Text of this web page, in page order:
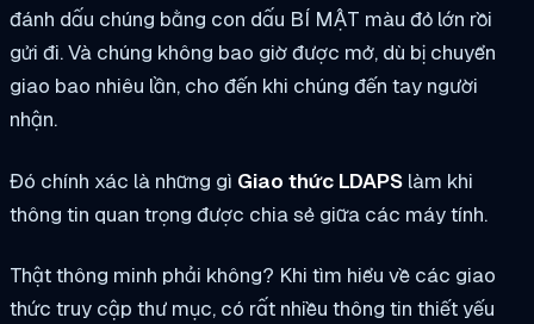
đánh dấu chúng bằng con dấu BÍ MẬT màu đỏ lớn rồi
gửi đi. Và chúng không bao giờ được mở, dù bị chuyển
giao bao nhiêu lần, cho đến khi chúng đến tay người
nhận.
Đó chính xác là những gì Giao thức LDAPS làm khi
thông tin quan trọng được chia sẻ giữa các máy tính.
Thật thông minh phải không? Khi tìm hiểu về các giao
thức truy cập thư mục, có rất nhiều thông tin thiết yếu